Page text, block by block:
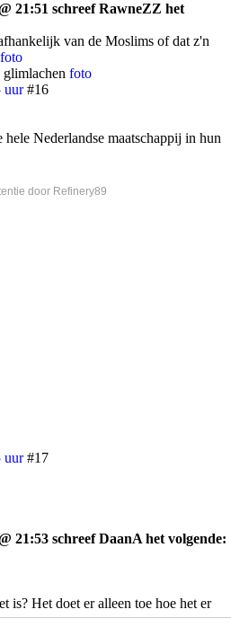
21:51 schreef RawneZZ het
van de Moslims of dat z'n
foto
foto
uur #16
hele Nederlandse maatschappij in hun
door Refinery89
uur #17
21:53 schreef DaanA het volgende:
is? Het doet er alleen toe hoe het er